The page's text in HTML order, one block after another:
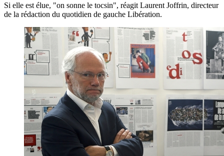
Si elle est élue, "on sonne le tocsin", réagit Laurent Joffrin, directeur
de la rédaction du quotidien de gauche Libération.